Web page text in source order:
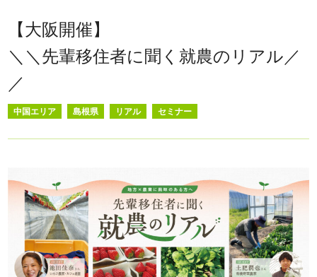
【大阪開催】
＼＼先輩移住者に聞く就農のリアル／
／
中国エリア 島根県 リアル セミナー